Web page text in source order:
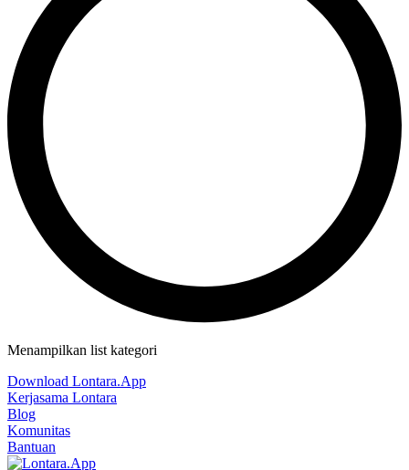
Menampilkan list kategori
Download Lontara.App
Kerjasama Lontara
Blog
Komunitas
Bantuan